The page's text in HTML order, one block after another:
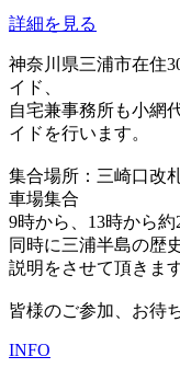
詳細を見る
神奈川県三浦市在住
イド、
自宅兼事務所も小網
イドを行います。
集合場所：三崎口改
車場集合
9時から、13時から約
同時に三浦半島の歴
説明をさせて頂きます
皆様のご参加、お待
INFO